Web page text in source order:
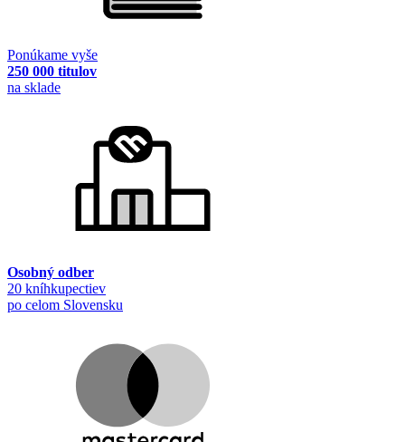
Ponúkame vyše
250 000 titulov
na sklade
Osobný odber
20 kníhkupectiev
po celom Slovensku